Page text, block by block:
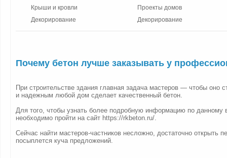
Крыши и кровли
Декорирование
Проекты домов
Декорирование
Почему бетон лучше заказывать у
При строительстве здания главная задача мастеров — чтобы оно
и надежным любой дом сделает качественный бетон.
Для того, чтобы узнать более подробную информацию по данному
необходимо пройти на сайт https://rkbeton.ru/.
Сейчас найти мастеров-частников несложно, достаточно открыть
посыплется куча предложений.